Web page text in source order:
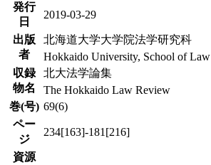
発行
日
2019-03-29
出版
者
北海道大学大学院法学研究科
Hokkaido University, School of Law
収録
物名
北大法学論集
The Hokkaido Law Review
巻(号) 69(6)
ペー
ジ
234[163]-181[216]
資源